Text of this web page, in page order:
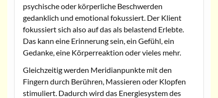
psychische oder körperliche Beschwerden
gedanklich und emotional fokussiert. Der Klient
fokussiert sich also auf das als belastend Erlebte.
Das kann eine Erinnerung sein, ein Gefühl, ein
Gedanke, eine Körperreaktion oder vieles mehr.
Gleichzeitig werden Meridianpunkte mit den
Fingern durch Berühren, Massieren oder Klopfen
stimuliert. Dadurch wird das Energiesystem des